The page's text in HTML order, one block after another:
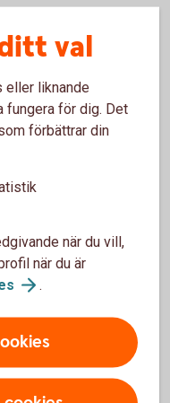
kronor.
på beloppet.
även Caps and
ränterisker
val
eller liknande
fungera för dig. Det
förbättrar din
när du vill,
när du är
.